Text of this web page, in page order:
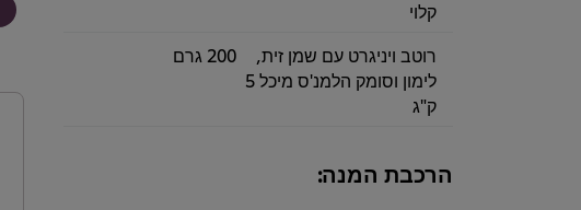
קלוי
רוטב ויניגרט עם שמן זית,
לימון וסומק הלמנ'ס מיכל 5
ק"ג
200 גרם
הרכבת המנה: